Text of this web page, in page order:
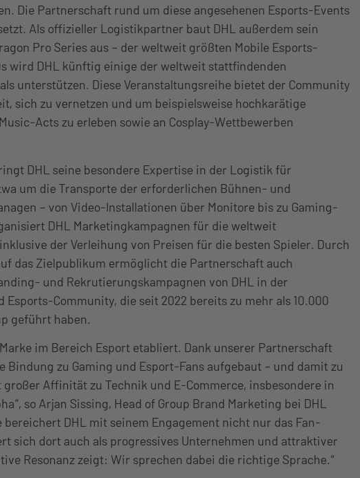
Die Partnerschaft rund um diese angesehenen Esports-Events
Als offizieller Logistikpartner baut DHL außerdem sein
Pro Series aus – der weltweit größten Mobile Esports-
wird DHL künftig einige der weltweit stattfindenden
unterstützen. Diese Veranstaltungsreihe bietet der Community
sich zu vernetzen und um beispielsweise hochkarätige
Acts zu erleben sowie an Cosplay-Wettbewerben
DHL seine besondere Expertise in der Logistik für
um die Transporte der erforderlichen Bühnen- und
– von Video-Installationen über Monitore bis zu Gaming-
DHL Marketingkampagnen für die weltweit
der Verleihung von Preisen für die besten Spieler. Durch
das Zielpublikum ermöglicht die Partnerschaft auch
und Rekrutierungskampagnen von DHL in der
Community, die seit 2022 bereits zu mehr als 10.000
geführt haben.
im Bereich Esport etabliert. Dank unserer Partnerschaft
Bindung zu Gaming und Esport-Fans aufgebaut – und damit zu
Affinität zu Technik und E-Commerce, insbesondere in
so Arjan Sissing, Head of Group Brand Marketing bei DHL
bereichert DHL mit seinem Engagement nicht nur das Fan-
sich dort auch als progressives Unternehmen und attraktiver
Resonanz zeigt: Wir sprechen dabei die richtige Sprache.“